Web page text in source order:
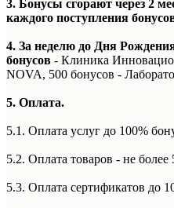
3. Бонусы сгорают через 2
каждого поступления
4. За неделю до Дня
бонусов - Клиника
NOVA, 500 бонусов -
5. Оплата.
5.1. Оплата услуг до 100%
5.2. Оплата товаров - не более
5.3. Оплата сертификатов до